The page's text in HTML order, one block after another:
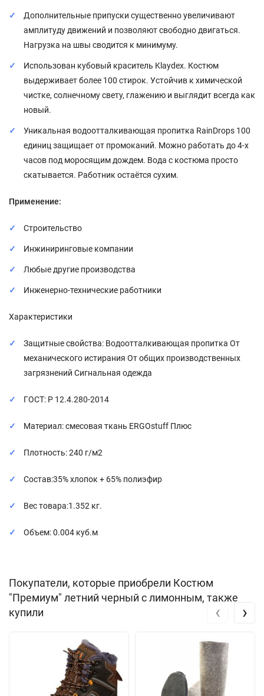
Дополнительные припуски существенно увеличивают
амплитуду движений и позволяют свободно двигаться.
Нагрузка на швы сводится к минимуму.
Использован кубовый краситель Klaydex. Костюм
выдерживает более 100 стирок. Устойчив к химической
чистке, солнечному свету, глажению и выглядит всегда как
новый.
Уникальная водоотталкивающая пропитка RainDrops 100
единиц защищает от промоканий. Можно работать до 4-х
часов под моросящим дождем. Вода с костюма просто
скатывается. Работник остаётся сухим.
Применение:
Строительство
Инжиниринговые компании
Любые другие производства
Инженерно-технические работники
Характеристики
Защитные свойства: Водоотталкивающая пропитка От
механического истирания От общих производственных
загрязнений Сигнальная одежда
ГОСТ: Р 12.4.280-2014
Материал: смесовая ткань ERGOstuff Плюс
Плотность: 240 г/м2
Состав:35% хлопок + 65% полиэфир
Вес товара:1.352 кг.
Объем: 0.004 куб.м
Покупатели, которые приобрели Костюм
"Премиум" летний черный с лимонным, также
купили
‹ ›